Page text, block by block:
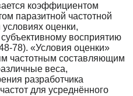
коэффициентом
паразитной частотной
оценки,
восприятию
78). «Условия оценки»
частотным составляющим
веса,
разработчика
для усреднённого